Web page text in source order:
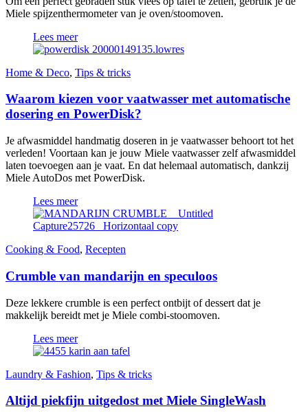
Miele spijzenthermometer van je oven/stoomoven.
Lees meer
Home & Deco, Tips & tricks
Waarom kiezen voor vaatwasser met automatische
dosering en PowerDisk?
Je afwasmiddel handmatig doseren in je vaatwasser behoort tot het
verleden! Voortaan kan je jouw Miele vaatwasser zelf afwasmiddel
laten toevoegen aan je vaat. En dat helemaal automatisch, dankzij
Miele AutoDos met PowerDisk.
Lees meer
Cooking & Food, Recepten
Crumble van mandarijn en speculoos
Deze lekkere crumble is een perfect ontbijt of dessert dat je
makkelijk bereidt met je Miele combi-stoomoven.
Lees meer
Laundry & Fashion, Tips & tricks
Altijd piekfijn uitgedost met Miele SingleWash